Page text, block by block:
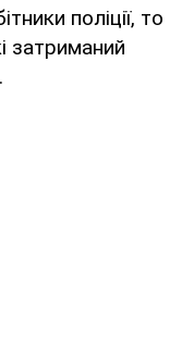
поліції, то
затриманий